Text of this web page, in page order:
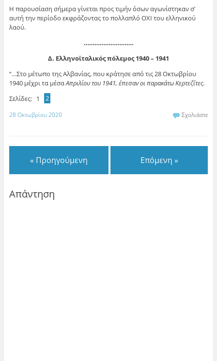
Η παρουσίαση σήμερα γίνεται προς τιμήν όσων αγωνίστηκαν σ’
αυτή την περίοδο εκφράζοντας το πολλαπλό ΟΧΙ του ελληνικού
λαού.
……………………….
Δ. Ελληνοϊταλικός πόλεμος 1940 – 1941
“…Στο μέτωπο της Αλβανίας, που κράτησε από τις 28 Οκτωβρίου
1940 μέχρι τα μέσα Απριλίου του 1941, έπεσαν οι παρακάτω Κερτεζίτες.
Σελίδες: 1 2
28 Οκτωβρίου 2020 Σχολιάστε
« Προηγούμενη Επόμενη »
Απάντηση